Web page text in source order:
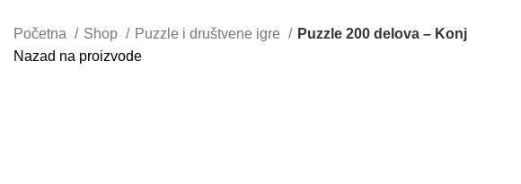
Početna Shop Puzzle i društvene igre
Puzzle 200 delova – Konj
Nazad na proizvode